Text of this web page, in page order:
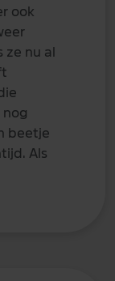
ook
nu al
nog
beetje
Als